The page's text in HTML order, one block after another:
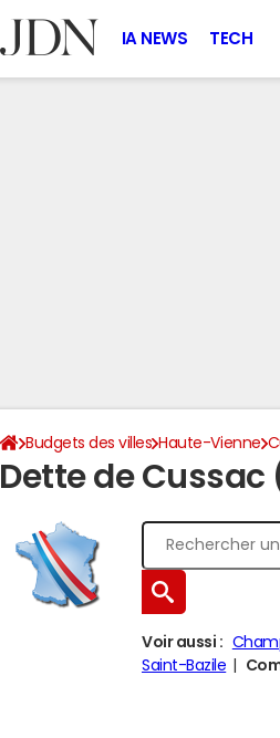
IA NEWS TECH
Budgets des villes Haute-Vienne
Dette de Cussac
Voir aussi :
Saint-Bazile